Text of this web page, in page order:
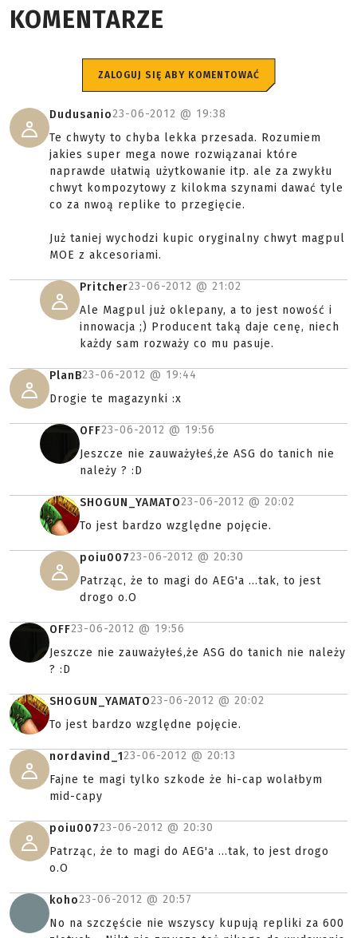
KOMENTARZE
ZALOGUJ SIĘ ABY KOMENTOWAĆ
Dudusanio23-06-2012 @ 19:38
Te chwyty to chyba lekka przesada. Rozumiem
jakies super mega nowe rozwiązanai które
naprawde ułatwią użytkowanie itp. ale za zwykłu
chwyt kompozytowy z kilokma szynami dawać tyle
co za nwoą replike to przegięcie.
Już taniej wychodzi kupic oryginalny chwyt magpul
MOE z akcesoriami.
Pritcher23-06-2012 @ 21:02
Ale Magpul już oklepany, a to jest nowość i
innowacja ;) Producent taką daje cenę, niech
każdy sam rozważy co mu pasuje.
PlanB23-06-2012 @ 19:44
Drogie te magazynki :x
OFF23-06-2012 @ 19:56
Jeszcze nie zauważyłeś,że ASG do tanich nie
należy ? :D
SHOGUN_YAMATO23-06-2012 @ 20:02
To jest bardzo względne pojęcie.
poiu00723-06-2012 @ 20:30
Patrząc, że to magi do AEG'a ...tak, to jest
drogo o.O
OFF23-06-2012 @ 19:56
Jeszcze nie zauważyłeś,że ASG do tanich nie należy
? :D
SHOGUN_YAMATO23-06-2012 @ 20:02
To jest bardzo względne pojęcie.
nordavind_123-06-2012 @ 20:13
Fajne te magi tylko szkode że hi-cap wolałbym
mid-capy
poiu00723-06-2012 @ 20:30
Patrząc, że to magi do AEG'a ...tak, to jest drogo
o.O
koho23-06-2012 @ 20:57
No na szczęście nie wszyscy kupują repliki za 600